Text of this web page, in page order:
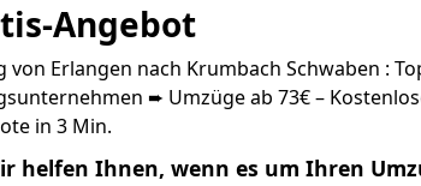
Angebot
von Erlangen nach Krumbach Schwaben :
➨ Umzüge ab 73€ –
in 3 Min.
helfen Ihnen, wenn es um Ihren